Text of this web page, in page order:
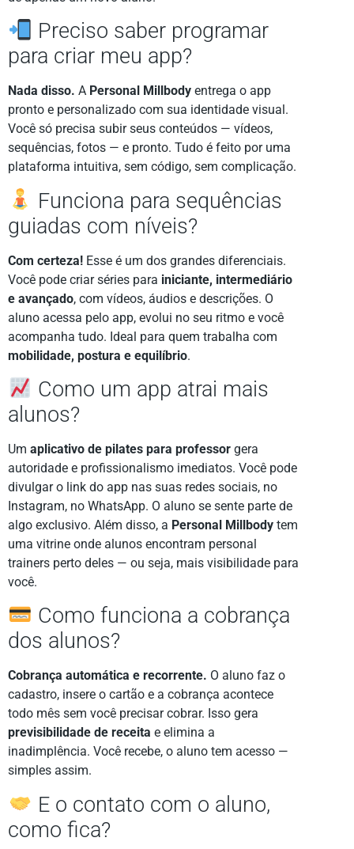
Preciso saber programar
para criar meu app?
Nada disso. A Personal Millbody entrega o app
pronto e personalizado com sua identidade visual.
Você só precisa subir seus conteúdos — vídeos,
sequências, fotos — e pronto. Tudo é feito por uma
plataforma intuitiva, sem código, sem complicação.
Funciona para sequências
guiadas com níveis?
Com certeza! Esse é um dos grandes diferenciais.
Você pode criar séries para iniciante, intermediário
e avançado, com vídeos, áudios e descrições. O
aluno acessa pelo app, evolui no seu ritmo e você
acompanha tudo. Ideal para quem trabalha com
mobilidade, postura e equilíbrio.
Como um app atrai mais
alunos?
Um aplicativo de pilates para professor gera
autoridade e profissionalismo imediatos. Você pode
divulgar o link do app nas suas redes sociais, no
Instagram, no WhatsApp. O aluno se sente parte de
algo exclusivo. Além disso, a Personal Millbody tem
uma vitrine onde alunos encontram personal
trainers perto deles — ou seja, mais visibilidade para
você.
Como funciona a cobrança
dos alunos?
Cobrança automática e recorrente. O aluno faz o
cadastro, insere o cartão e a cobrança acontece
todo mês sem você precisar cobrar. Isso gera
previsibilidade de receita e elimina a
inadimplência. Você recebe, o aluno tem acesso —
simples assim.
E o contato com o aluno,
como fica?